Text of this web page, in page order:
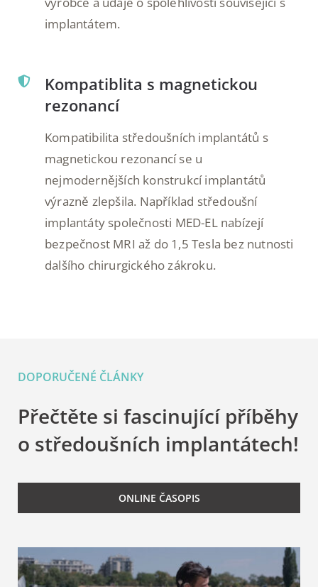
implantátem.
Kompatiblita s magnetickou
rezonancí
Kompatibilita středoušních implantátů s
magnetickou rezonancí se u
nejmodernějších konstrukcí implantátů
výrazně zlepšila. Například středoušní
implantáty společnosti MED-EL nabízejí
bezpečnost MRI až do 1,5 Tesla bez nutnosti
dalšího chirurgického zákroku.
DOPORUČENÉ ČLÁNKY
Přečtěte si fascinující příběhy
o středoušních implantátech!
ONLINE ČASOPIS